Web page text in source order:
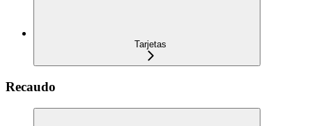
Tarjetas
Recaudo